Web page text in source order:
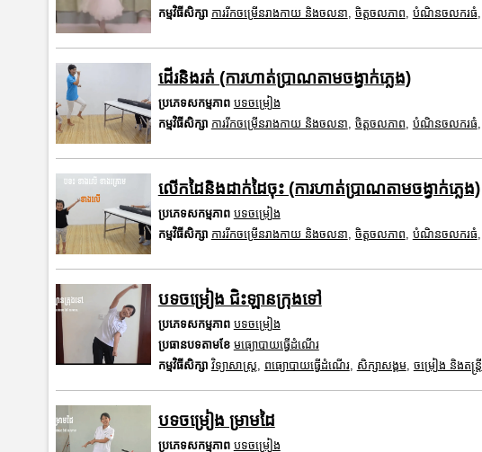
កម្មវិធីសិក្សា ការរីកចម្រើនរាងកាយ និងចលនា ចិត្តចលភាព បំណិនចលករធំ
ដើរនិងរត់ (ការហាត់ប្រាណតាមចង្វាក់ភ្លេង)
ប្រភេទសកម្មភាព បទចម្រៀង
កម្មវិធីសិក្សា ការរីកចម្រើនរាងកាយ និងចលនា ចិត្តចលភាព បំណិនចលករធំ
លើកដៃនិងដាក់ដៃចុះ (ការហាត់ប្រាណតាមចង្វាក់ភ្លេង)
ប្រភេទសកម្មភាព បទចម្រៀង
កម្មវិធីសិក្សា ការរីកចម្រើនរាងកាយ និងចលនា ចិត្តចលភាព បំណិនចលករធំ
បទចម្រៀង ជិះឡានក្រុងទៅ
ប្រភេទសកម្មភាព បទចម្រៀង
ប្រធានបទតាមខែ មធ្យោបាយធ្វើដំណើរ
កម្មវិធីសិក្សា វិទ្យាសាស្រ្ត ពធ្យោបាយធ្វើដំណើរ, សិក្សាសង្គម, ចម្រៀង និងតន្ត្រី
បទចម្រៀង ម្រាមដៃ
ប្រភេទសកម្មភាព បទចម្រៀង